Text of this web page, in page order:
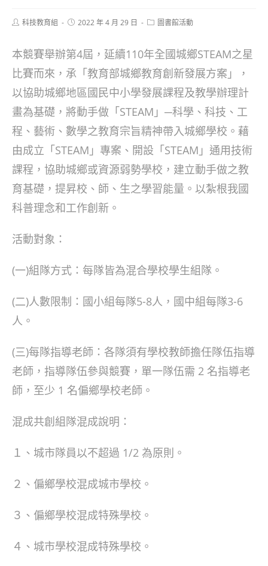
Post科技教育組
Post2022 年 4 月 29 日
Post圖書館活動
本競賽舉辦第4屆，延續110年全國城鄉STEAM之星
比賽而來，承「教育部城鄉教育創新發展方案」，
以協助城鄉地區國民中小學發展課程及教學辦理計
畫為基礎，將動手做「STEAM」─科學、科技、工
程、藝術、數學之教育宗旨精神帶入城鄉學校。藉
由成立「STEAM」專案、開設「STEAM」通用技術
課程，協助城鄉或資源弱勢學校，建立動手做之教
育基礎，提昇校、師、生之學習能量。以紮根我國
科普理念和工作創新。
活動對象：
(一)組隊方式：每隊皆為混合學校學生組隊。
(二)人數限制：國小組每隊5-8人，國中組每隊3-6
人。
(三)每隊指導老師：各隊須有學校教師擔任隊伍指導
老師，指導隊伍參與競賽，單一隊伍需 2 名指導老
師，至少 1 名偏鄉學校老師。
混成共創組隊混成說明：
１、城市隊員以不超過 1/2 為原則。
２、偏鄉學校混成城市學校。
３、偏鄉學校混成特殊學校。
４、城市學校混成特殊學校。